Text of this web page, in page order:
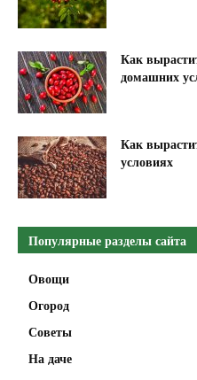
Как
домашних
Как
условиях
Популярные разделы сайта
Овощи
Огород
Советы
На даче